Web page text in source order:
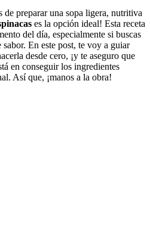
de preparar una sopa ligera, nutritiva
es la opción ideal! Esta receta
del día, especialmente si buscas
En este post, te voy a guiar
desde cero, ¡y te aseguro que
en conseguir los ingredientes
Así que, ¡manos a la obra!